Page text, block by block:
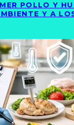
POLLO Y
Y A